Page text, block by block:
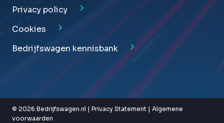
Privacy policy
Cookies
Bedrijfswagen kennisbank
© 2026 Bedrijfswagen.nl | Privacy Statement | Algemene
voorwaarden